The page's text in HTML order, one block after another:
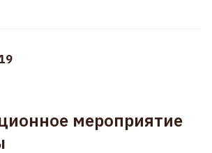
мероприятие